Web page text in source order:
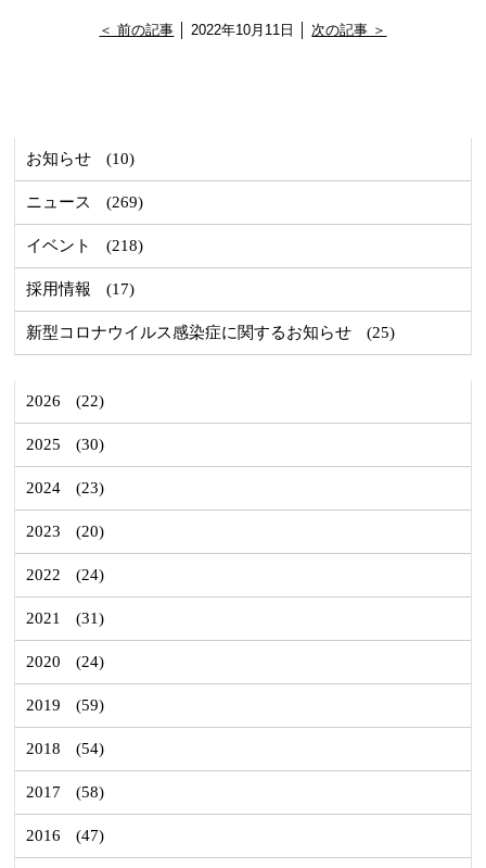
＜ 前の記事 │ 2022年10月11日 │次の記事 ＞
お知らせ (10)
ニュース (269)
イベント (218)
採用情報 (17)
新型コロナウイルス感染症に関するお知らせ (25)
2026 (22)
2025 (30)
2024 (23)
2023 (20)
2022 (24)
2021 (31)
2020 (24)
2019 (59)
2018 (54)
2017 (58)
2016 (47)